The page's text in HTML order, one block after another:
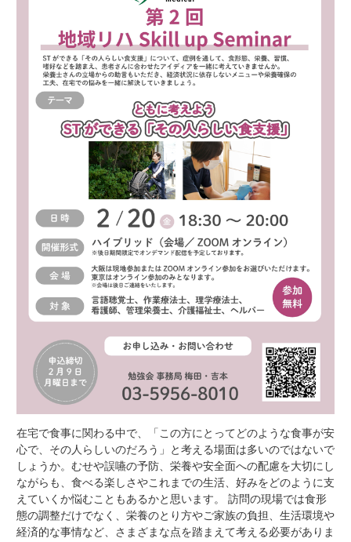
在宅で食事に関わる中で、「この方にとってどのような食事が安
心で、その人らしいのだろう」と考える場面は多いのではないで
しょうか。むせや誤嚥の予防、栄養や安全面への配慮を大切にし
ながらも、食べる楽しさやこれまでの生活、好みをどのように支
えていくか悩むこともあるかと思います。
訪問の現場では食形
態の調整だけでなく、栄養のとり方やご家族の負担、生活環境や
経済的な事情など、さまざまな点を踏まえて考える必要がありま